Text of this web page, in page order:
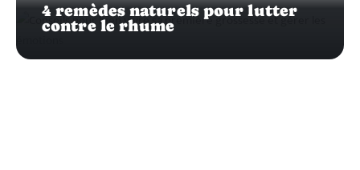
4 remèdes naturels pour lutter
contre le rhume